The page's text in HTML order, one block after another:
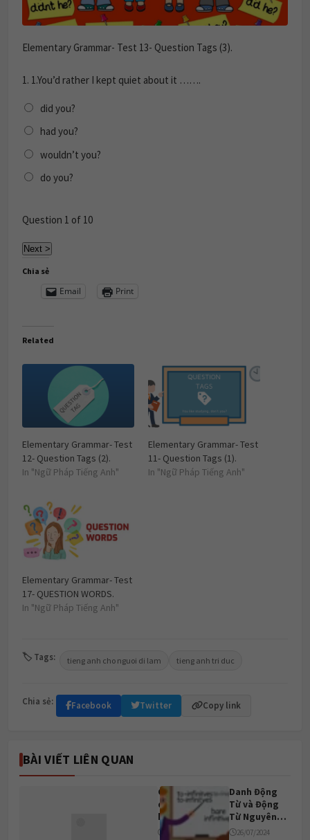
Elementary Grammar- Test 13- Question Tags (3).
1. 1.You’d rather I kept quiet about it …….
did you?
had you?
wouldn’t you?
do you?
Question 1 of 10
Chia sẻ
Email Print
Related
Elementary Grammar- Test
12- Question Tags (2).
In "Ngữ Pháp Tiếng Anh"
Elementary Grammar- Test
11- Question Tags (1).
In "Ngữ Pháp Tiếng Anh"
Elementary Grammar- Test
17- QUESTION WORDS.
In "Ngữ Pháp Tiếng Anh"
🏷 Tags: tieng anh cho nguoi di lam tieng anh tri duc
Chia sẻ: Facebook Twitter Copy link
BÀI VIẾT LIÊN QUAN
Cách sử
dụng thì
hiện tại
đơn29/03/2025
Danh Động
Từ và Động
Từ Nguyên
Mẫu (Gerunds
26/07/2024